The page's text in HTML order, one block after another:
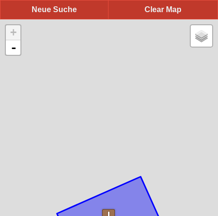
Clear Map
Neue Suche
+
-